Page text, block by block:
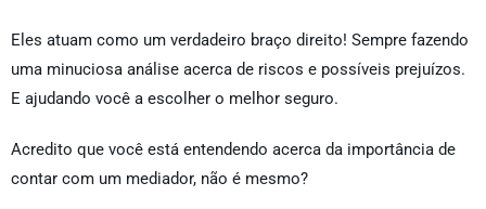
Eles atuam como um verdadeiro braço direito! Sempre fazendo
uma minuciosa análise acerca de riscos e possíveis prejuízos.
E ajudando você a escolher o melhor seguro.
Acredito que você está entendendo acerca da importância de
contar com um mediador, não é mesmo?